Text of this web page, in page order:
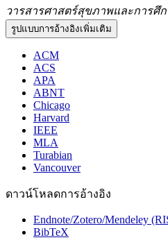
วารสารศาสตร์สุขภาพและการศึ
รูปแบบการอ้างอิงเพิ่มเติม
ACM
ACS
APA
ABNT
Chicago
Harvard
IEEE
MLA
Turabian
Vancouver
ดาวน์โหลดการอ้างอิง
Endnote/Zotero/Mendeley
BibTeX